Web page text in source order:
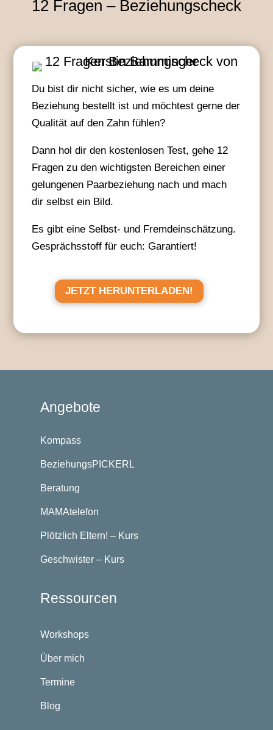
12 Fragen – Beziehungscheck
Du bist dir nicht sicher, wie es um deine
Beziehung bestellt ist und möchtest gerne der
Qualität auf den Zahn fühlen?
Dann hol dir den kostenlosen Test, gehe 12
Fragen zu den wichtigsten Bereichen einer
gelungenen Paarbeziehung nach und mach
dir selbst ein Bild.
Es gibt eine Selbst- und Fremdeinschätzung.
Gesprächsstoff für euch: Garantiert!
JETZT HERUNTERLADEN!
Angebote
Kompass
BeziehungsPICKERL
Beratung
MAMAtelefon
Plötzlich Eltern! – Kurs
Geschwister – Kurs
Ressourcen
Workshops
Über mich
Termine
Blog